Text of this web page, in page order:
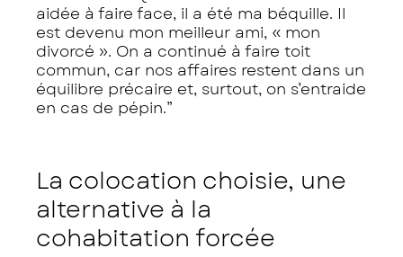
aidée à faire face, il a été ma béquille. Il
est devenu mon meilleur ami, « mon
divorcé ». On a continué à faire toit
commun, car nos affaires restent dans un
équilibre précaire et, surtout, on s’entraide
en cas de pépin.”
La colocation choisie, une
alternative à la
cohabitation forcée